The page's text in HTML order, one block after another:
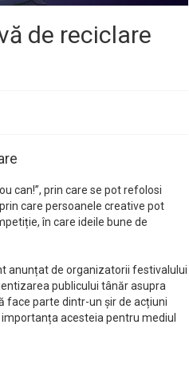
de reciclare
can!”, prin care se pot refolosi
care persoanele creative pot
în care ideile bune de
anunțat de organizatorii festivalului
publicului tânăr asupra
face parte dintr-un șir de acțiuni
acesteia pentru mediul